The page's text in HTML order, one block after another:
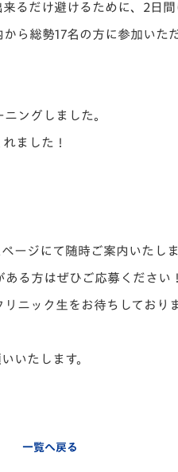
来るだけ避けるために、2日
から総勢17名の方に参加いた
ングしました。
ました！
ージにて随時ご案内いたしま
ある方はぜひご応募ください！
リニック生をお待ちしており
いたします。
一覧へ戻る